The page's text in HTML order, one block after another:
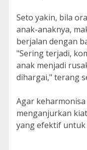
Seto yakin, bila
anak-anaknya,
berjalan dengan
"Sering terjadi,
anak menjadi
dihargai," terang
Agar
menganjurkan
yang efektif untuk